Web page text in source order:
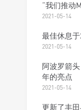
“我们推动
2021-05-14
最佳休息
2021-05-14
阿波罗箭
年的亮点
2021-05-14
更新了丰